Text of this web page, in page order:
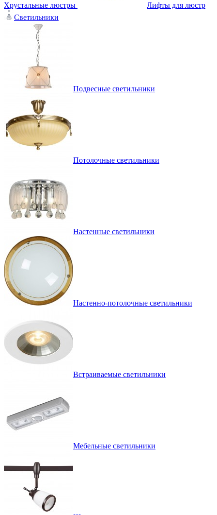
Хрустальные люстры
Лифты для люстр
Светильники
Подвесные светильники
Потолочные светильники
Настенные светильники
Настенно-потолочные светильники
Встраиваемые светильники
Мебельные светильники